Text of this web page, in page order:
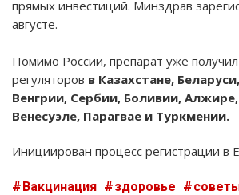
прямых инвестиций. Минздрав
августе.
Помимо России, препарат уже
регуляторов в Казахстане,
Венгрии, Сербии, Боливии,
Венесуэле, Парагвае и Туркмении.
Инициирован процесс регистрации в
Вакцинация здоровье